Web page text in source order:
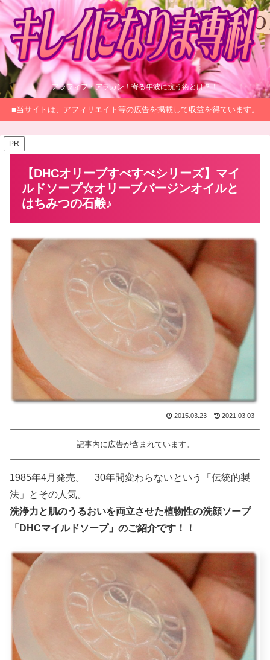
アラフィフ・アラカン！寄る年波に抗う術とは？！
■当サイトは、アフィリエイト等の広告を掲載して収益を得ています。
PR
【DHCオリーブすべすべシリーズ】マイ
ルドソープ☆オリーブバージンオイルと
はちみつの石鹸♪
2015.03.23 2021.03.03
記事内に広告が含まれています。
1985年4月発売。 30年間変わらないという「伝統的製
法」とその人気。
洗浄力と肌のうるおいを両立させた植物性の洗顔ソープ
「DHCマイルドソープ」のご紹介です！！